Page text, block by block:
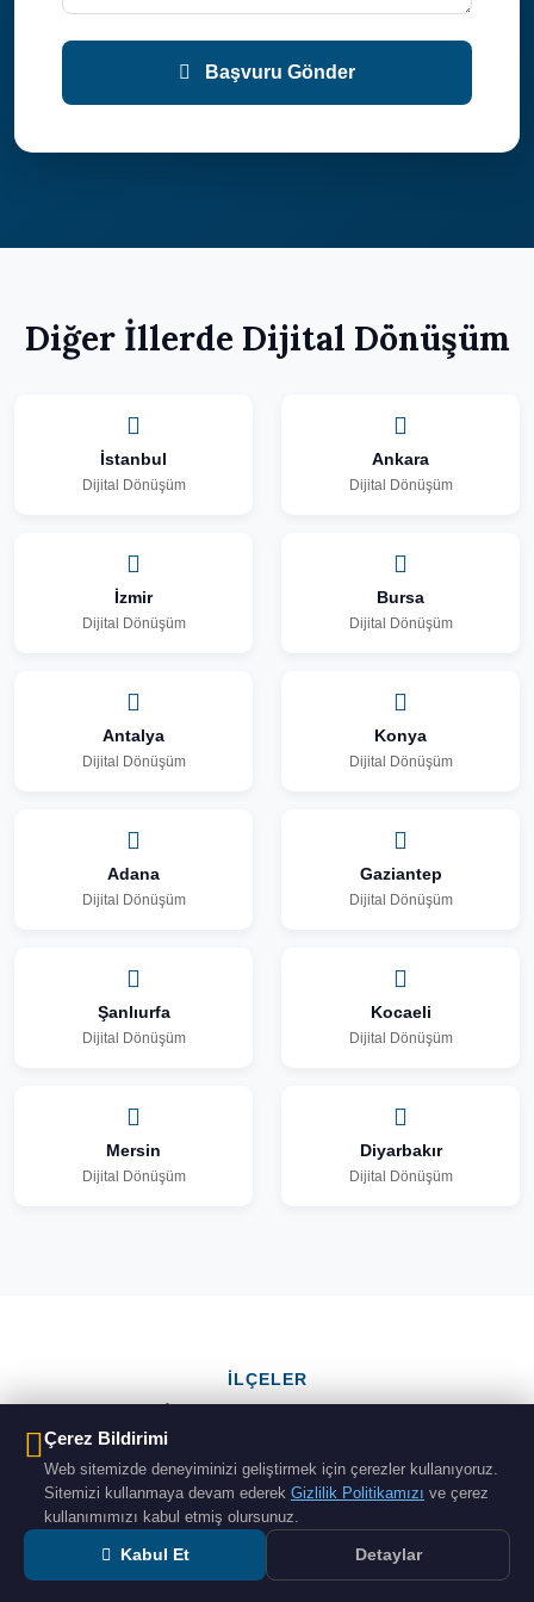
Başvuru Gönder
Diğer İllerde Dijital Dönüşüm
İstanbul
Dijital Dönüşüm
Ankara
Dijital Dönüşüm
İzmir
Dijital Dönüşüm
Bursa
Dijital Dönüşüm
Antalya
Dijital Dönüşüm
Konya
Dijital Dönüşüm
Adana
Dijital Dönüşüm
Gaziantep
Dijital Dönüşüm
Şanlıurfa
Dijital Dönüşüm
Kocaeli
Dijital Dönüşüm
Mersin
Dijital Dönüşüm
Diyarbakır
Dijital Dönüşüm
İLÇELER
Muş İlçelerinde Dijital
Dönüşüm
Merkez Malazgirt
Çerez Bildirimi
Web sitemizde deneyiminizi geliştirmek için çerezler kullanıyoruz.
Sitemizi kullanmaya devam ederek Gizlilik Politikamızı ve çerez
kullanımımızı kabul etmiş olursunuz.
Kabul Et Detaylar